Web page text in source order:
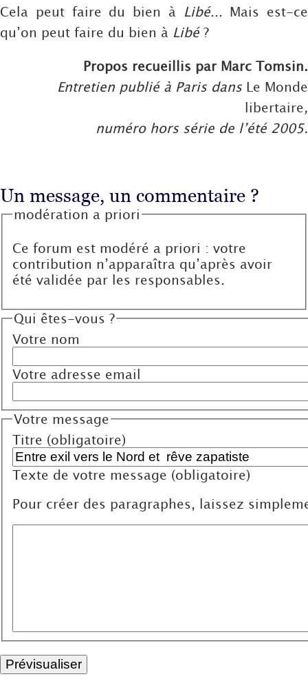
Cela peut faire du bien à Libé... Mais est-ce
qu’on peut faire du bien à Libé?
Propos recueillis par Marc Tomsin.
Entretien publié à Paris dans Le Monde
libertaire,
numéro hors série de l’été 2005.
Un message, un commentaire ?
modération a priori
Ce forum est modéré a priori : votre
contribution n’apparaîtra qu’après avoir
été validée par les responsables.
Qui êtes-vous ?
Votre nom
Votre adresse email
Votre message
Titre (obligatoire)
Texte de votre message (obligatoire)
Pour créer des paragraphes, laissez